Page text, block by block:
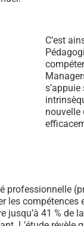
C’est
nouvelle
professionnelle
les
jusqu’à 41 % de